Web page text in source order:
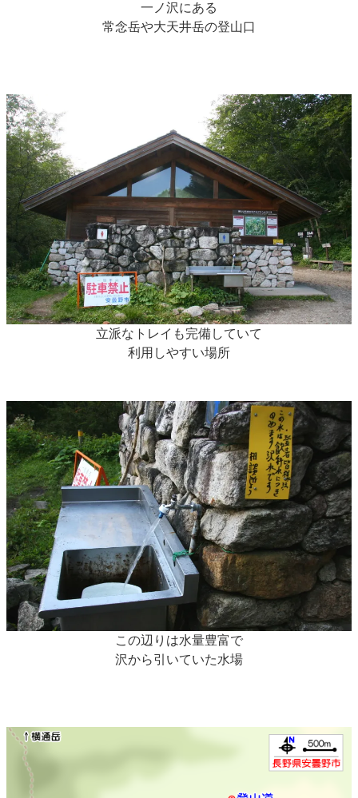
一ノ沢にある
常念岳や大天井岳の登山口
立派なトレイも完備していて
利用しやすい場所
この辺りは水量豊富で
沢から引いていた水場